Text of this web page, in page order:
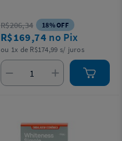
neutralizante do peróxido +
espátula e placa para preparo do
gel + Instruções para o profissional
+ 2g de Top Dam azul + 6 ponteiras.
R$206,34 18% OFF
R$169,74 no Pix
ou 1x de R$174,99 s/ juros